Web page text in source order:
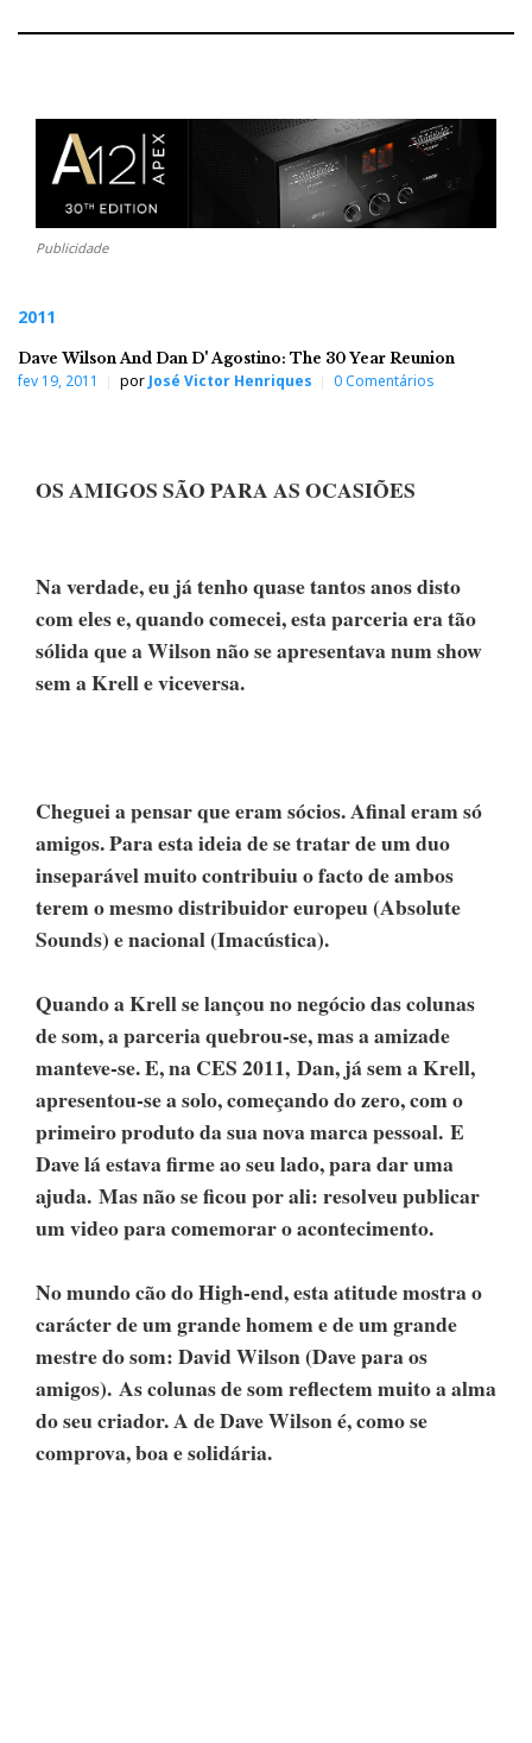
Publicidade
2011
Dave Wilson And Dan D' Agostino: The 30 Year Reunion
fev 19, 2011 por José Victor Henriques 0 Comentários
OS AMIGOS SÃO PARA AS OCASIÕES
Na verdade, eu já tenho quase tantos anos disto
com eles e, quando comecei, esta parceria era tão
sólida que a Wilson não se apresentava num show
sem a Krell e viceversa.
Cheguei a pensar que eram sócios. Afinal eram só
amigos. Para esta ideia de se tratar de um duo
inseparável muito contribuiu o facto de ambos
terem o mesmo distribuidor europeu (Absolute
Sounds) e nacional (Imacústica).
Quando a Krell se lançou no negócio das colunas
de som, a parceria quebrou-se, mas a amizade
manteve-se. E, na CES 2011, Dan, já sem a Krell,
apresentou-se a solo, começando do zero, com o
primeiro produto da sua nova marca pessoal. E
Dave lá estava firme ao seu lado, para dar uma
ajuda. Mas não se ficou por ali: resolveu publicar
um video para comemorar o acontecimento.
No mundo cão do High-end, esta atitude mostra o
carácter de um grande homem e de um grande
mestre do som: David Wilson (Dave para os
amigos). As colunas de som reflectem muito a alma
do seu criador. A de Dave Wilson é, como se
comprova, boa e solidária.